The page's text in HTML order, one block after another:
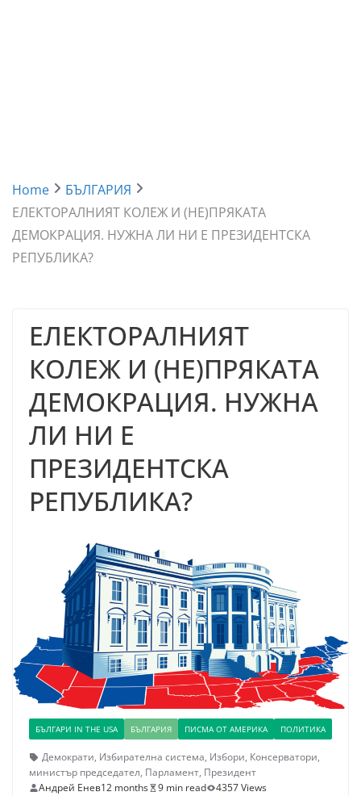
Home
БЪЛГАРИЯ
ЕЛЕКТОРАЛНИЯТ КОЛЕЖ И (НЕ)ПРЯКАТА
ДЕМОКРАЦИЯ. НУЖНА ЛИ НИ Е ПРЕЗИДЕНТСКА
РЕПУБЛИКА?
ЕЛЕКТОРАЛНИЯТ
КОЛЕЖ И (НЕ)ПРЯКАТА
ДЕМОКРАЦИЯ. НУЖНА
ЛИ НИ Е
ПРЕЗИДЕНТСКА
РЕПУБЛИКА?
БЪЛГАРИ IN THE USA БЪЛГАРИЯ ПИСМА ОТ АМЕРИКА ПОЛИТИКА
Демократи, Избирателна система, Избори, Консерватори,
министър председател, Парламент, Президент
Андрей Енев12 months 9 min read 4357 Views